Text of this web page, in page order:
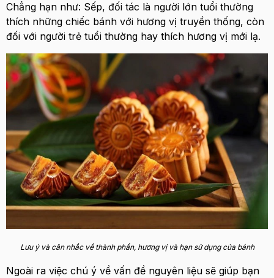
Chẳng hạn như: Sếp, đối tác là người lớn tuổi thường
thích những chiếc bánh với hương vị truyền thống, còn
đối với người trẻ tuổi thường hay thích hương vị mới lạ.
Lưu ý và cân nhắc về thành phần, hương vị và hạn sử dụng của bánh
Ngoài ra việc chú ý về vấn đề nguyên liệu sẽ giúp bạn